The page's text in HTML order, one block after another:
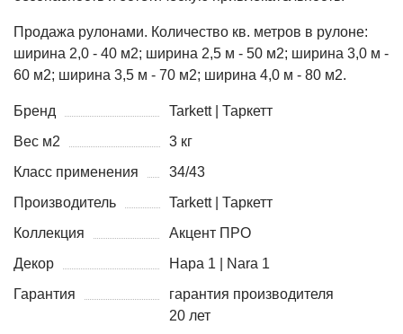
Продажа рулонами. Количество кв. метров в рулоне:
ширина 2,0 - 40 м2; ширина 2,5 м - 50 м2; ширина 3,0 м -
60 м2; ширина 3,5 м - 70 м2; ширина 4,0 м - 80 м2.
Бренд
Tarkett | Таркетт
Вес м2
3 кг
Класс применения
34/43
Производитель
Tarkett | Таркетт
Коллекция
Акцент ПРО
Декор
Нара 1 | Nara 1
Гарантия
гарантия производителя
20 лет